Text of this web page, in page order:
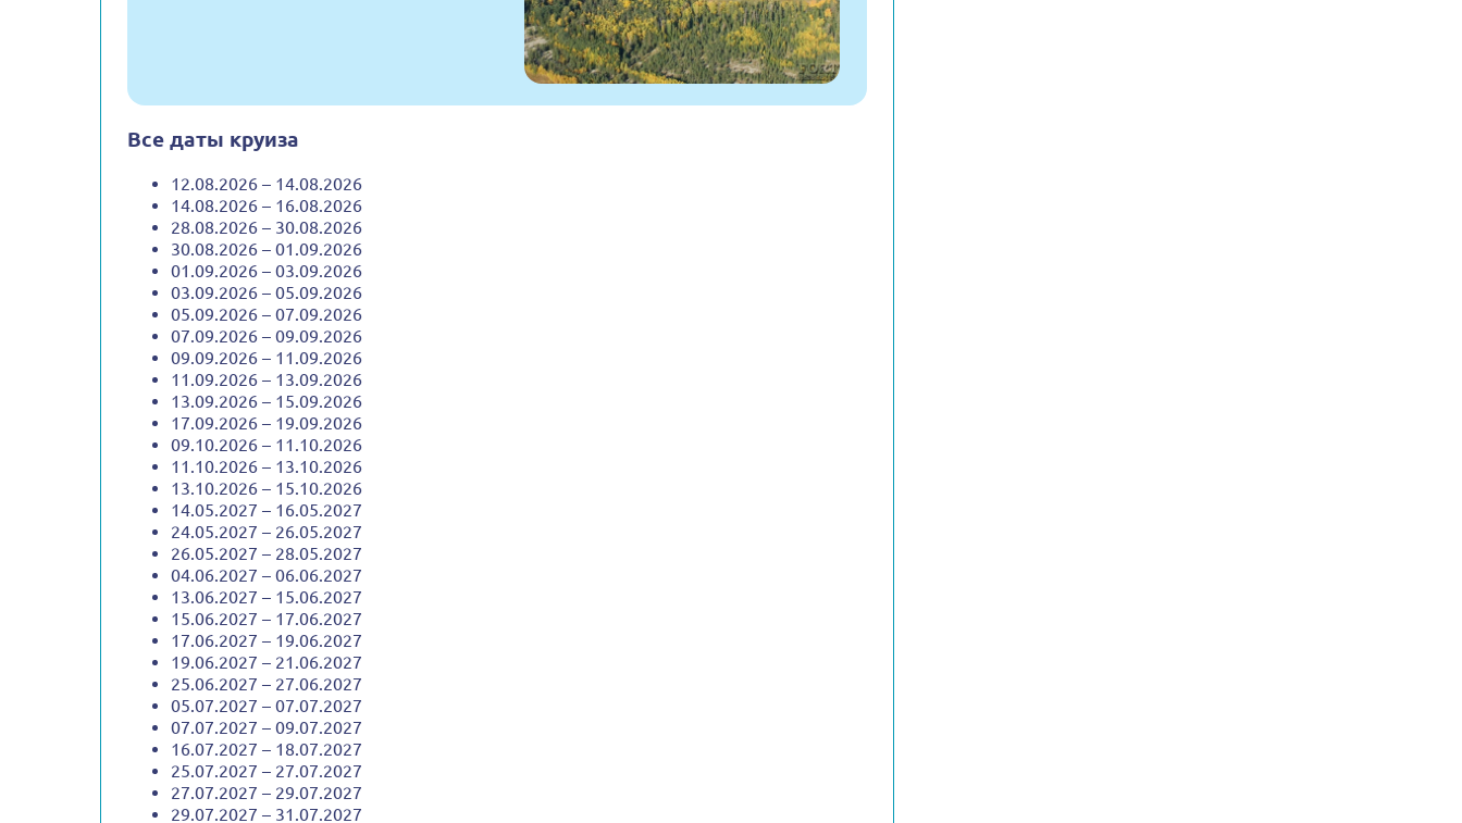
Все даты круиза
12.08.2026 – 14.08.2026
14.08.2026 – 16.08.2026
28.08.2026 – 30.08.2026
30.08.2026 – 01.09.2026
01.09.2026 – 03.09.2026
03.09.2026 – 05.09.2026
05.09.2026 – 07.09.2026
07.09.2026 – 09.09.2026
09.09.2026 – 11.09.2026
11.09.2026 – 13.09.2026
13.09.2026 – 15.09.2026
17.09.2026 – 19.09.2026
09.10.2026 – 11.10.2026
11.10.2026 – 13.10.2026
13.10.2026 – 15.10.2026
14.05.2027 – 16.05.2027
24.05.2027 – 26.05.2027
26.05.2027 – 28.05.2027
04.06.2027 – 06.06.2027
13.06.2027 – 15.06.2027
15.06.2027 – 17.06.2027
17.06.2027 – 19.06.2027
19.06.2027 – 21.06.2027
25.06.2027 – 27.06.2027
05.07.2027 – 07.07.2027
07.07.2027 – 09.07.2027
16.07.2027 – 18.07.2027
25.07.2027 – 27.07.2027
27.07.2027 – 29.07.2027
29.07.2027 – 31.07.2027